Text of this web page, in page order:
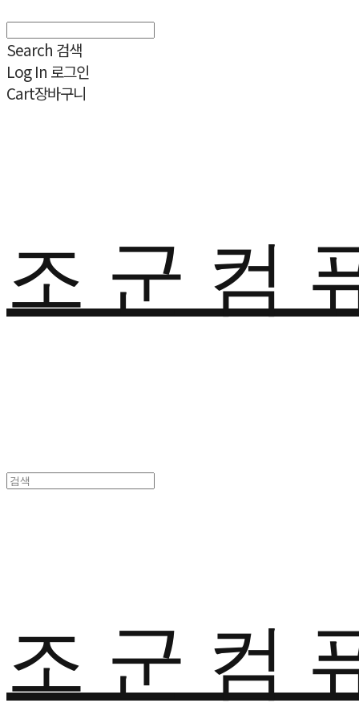
Search 검색
Log In 로그인
Cart장바구니
조 군 컴
조 군 컴